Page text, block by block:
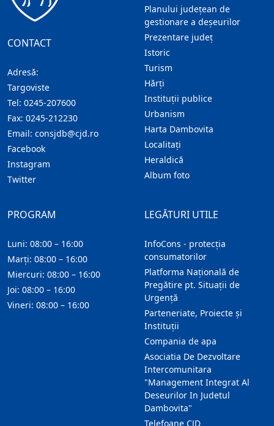
CONTACT
Adresă:
Targoviste
Tel: 0245-207600
Fax: 0245-212230
Email: consjdb@cjd.ro
Facebook
Instagram
Twitter
Planului județean de
gestionare a deșeurilor
Prezentare judeţ
Istoric
Turism
Hărţi
Instituţii publice
Urbanism
Harta Dambovita
Localitaţi
Heraldică
Album foto
LEGĂTURI UTILE
InfoCons - protecția
consumatorilor
Platforma Națională de
Pregătire pt. Situații de
Urgență
Parteneriate, Proiecte și
Instituții
Compania de apa
Asociatia De Dezvoltare
Intercomunitara
"Management Integrat Al
Deseurilor In Judetul
Dambovita"
Telefoane CJD
PROGRAM
Luni: 08:00 – 16:00
Marți: 08:00 – 16:00
Miercuri: 08:00 – 16:00
Joi: 08:00 – 16:00
Vineri: 08:00 – 16:00